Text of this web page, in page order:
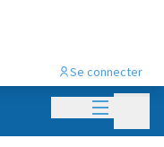
Menu
Se connecter